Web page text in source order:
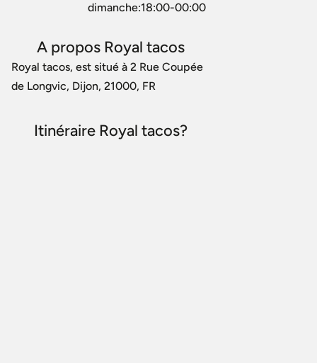
dimanche:18:00-00:00
A propos Royal tacos
Royal tacos, est situé à 2 Rue Coupée
de Longvic, Dijon, 21000, FR
Itinéraire Royal tacos?